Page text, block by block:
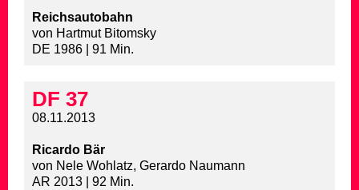
Reichsautobahn
von Hartmut Bitomsky
DE 1986 | 91 Min.
DF 37
08.11.2013
Ricardo Bär
von Nele Wohlatz, Gerardo Naumann
AR 2013 | 92 Min.